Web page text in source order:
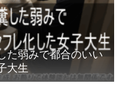
た弱みで都合のいい
大生